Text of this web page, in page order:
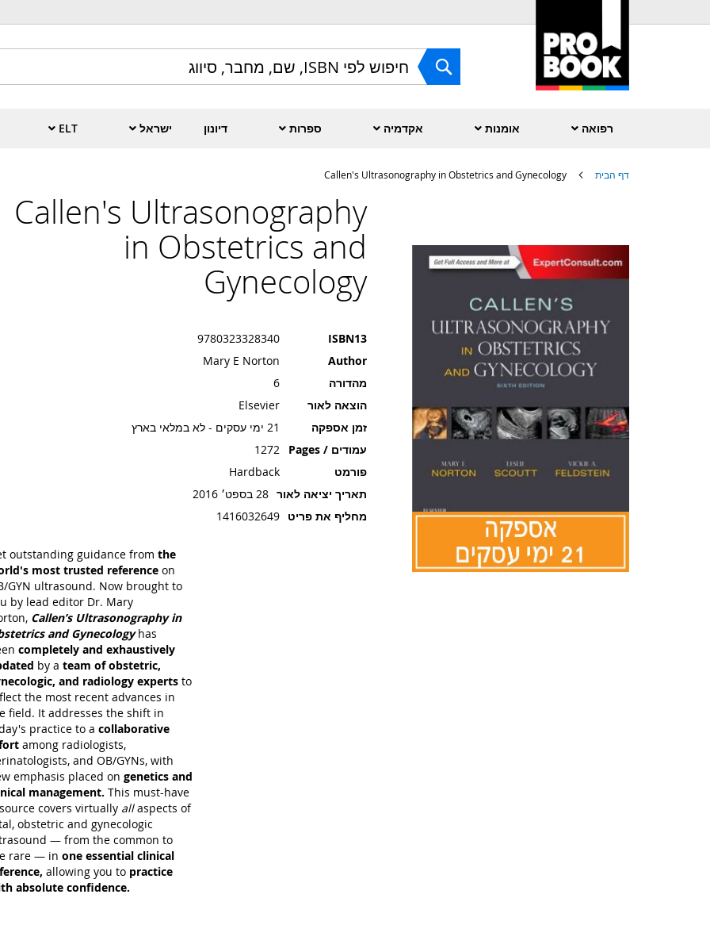
to
Content
חפש
רפואה אומנות אקדמיה ספרות דיונון ישראל ELT
דף הבית Callen's Ultrasonography in Obstetrics and Gynecology
Callen's Ultrasonography
in Obstetrics and
Gynecology
ISBN13
9780323328340
Author
Mary E Norton
מהדורה
6
הוצאה לאור
Elsevier
זמן אספקה
21 ימי עסקים - לא במלאי בארץ
עמודים / Pages
1272
פורמט
Hardback
תאריך יציאה לאור 28 בספט׳ 2016
מחליף את פריט 1416032649
outstanding guidance from the
most trusted referenceon
GYN ultrasound. Now brought to
by lead editor Dr. Mary
Callen’s Ultrasonography in
and Gynecologyhas
completely and exhaustively
by a team of obstetric,
and radiology experts to
the most recent advances in
field. It addresses the shift in
practice to a collaborative
among radiologists,
and OB/GYNs, with
emphasis placed on genetics and
management. This must-have
covers virtually allaspects of
obstetric and gynecologic
— from the common to
rare — in one essential clinical
allowing you to practice
absolute confidence.
גלריית
תמונות